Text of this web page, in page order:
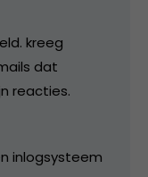
kreeg
dat
reacties.
inlogsysteem